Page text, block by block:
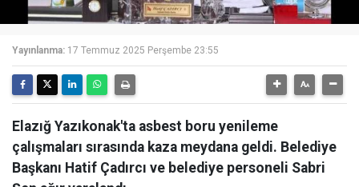
Yayınlanma: 17 Temmuz 2025 Perşembe 23:55
Elazığ Yazıkonak'ta asbest boru yenileme
çalışmaları sırasında kaza meydana geldi. Belediye
Başkanı Hatif Çadırcı ve belediye personeli Sabri